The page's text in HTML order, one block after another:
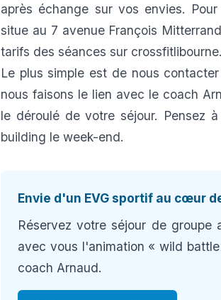
après échange sur vos envies.
situe au 7 avenue François
tarifs des séances sur
Le plus simple est de nous
nous faisons le lien avec le coach
le déroulé de votre séjour. Pensez
building le week-end.
Envie d'un EVG sportif au cœur
Réservez votre séjour de groupe
avec vous l'animation « wild
coach Arnaud.